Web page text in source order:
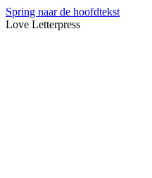
Spring naar de hoofdtekst
Love Letterpress